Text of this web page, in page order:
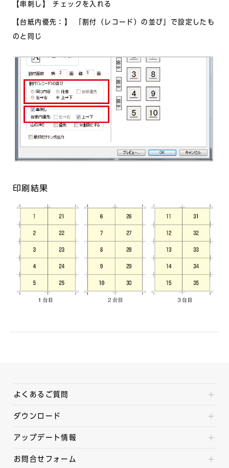
【串刺し】 チェックを入れる
【台紙内優先：】 「割付（レコード）の並び」で設定したも
のと同じ
印刷結果
よくあるご質問
ダウンロード
アップデート情報
お問合せフォーム